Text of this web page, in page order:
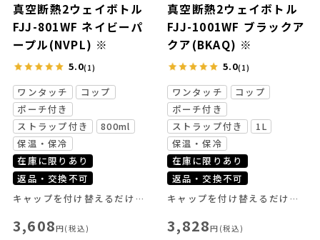
真空断熱2ウェイボトル
FJJ-801WF ネイビーパ
ープル(NVPL) ※
5.0(1)
ワンタッチ
コップ
ポーチ付き
ストラップ付き
800ml
保温・保冷
在庫に限りあり
返品・交換不可
キャップを付け替えるだけでアイスでもホットでも使える！
3,608円(税込)
真空断熱2ウェイボトル
FJJ-1001WF ブラックア
クア(BKAQ) ※
5.0(1)
ワンタッチ
コップ
ポーチ付き
ストラップ付き
1L
保温・保冷
在庫に限りあり
返品・交換不可
キャップを付け替えるだけでアイスでもホットでも使える！
3,828円(税込)